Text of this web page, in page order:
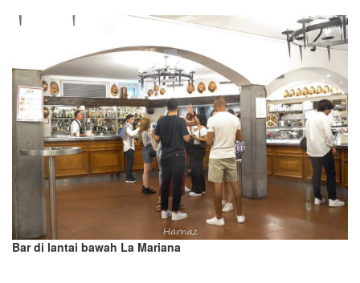
Bar di lantai bawah La Mariana